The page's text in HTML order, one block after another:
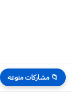
📁 مشاركات منوعه